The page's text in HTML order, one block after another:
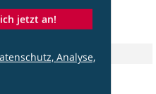
jetzt an!
Analyse,
Artikel:
Frankfurt